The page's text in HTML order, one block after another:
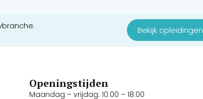
Bekijk opleidingen
Openingstijden
Maandag – vrijdag: 10.00 – 18.00